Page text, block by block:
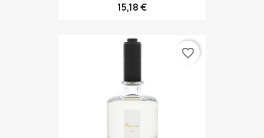
15,18 €
favorite_border